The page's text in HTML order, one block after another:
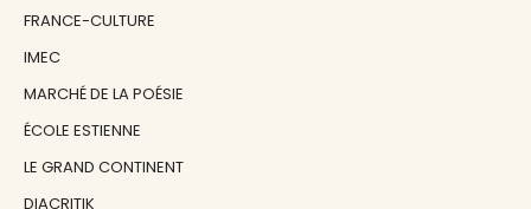
FRANCE-CULTURE
IMEC
MARCHÉ DE LA POÉSIE
ÉCOLE ESTIENNE
LE GRAND CONTINENT
DIACRITIK